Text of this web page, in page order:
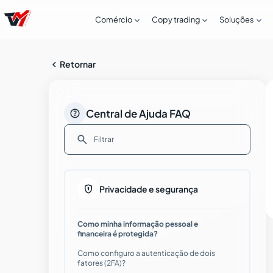
Comércio Copy trading Soluções 
 Retornar
 Central de Ajuda FAQ

Tradeview Markets?
conta Live com a Tradeview Markets
Problemas comuns no processo de
verificação de identidade
 Privacidade e segurança
Como minha informação pessoal e
financeira é protegida?
Como configuro a autenticação de dois
fatores (2FA)?